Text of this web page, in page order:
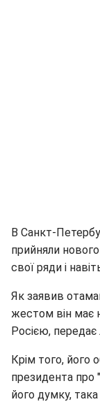
В Санкт-
прийняли
свої ряди і
Як заявив
жестом він має
Росією, передає
Крім того, його
президента про
його думку,